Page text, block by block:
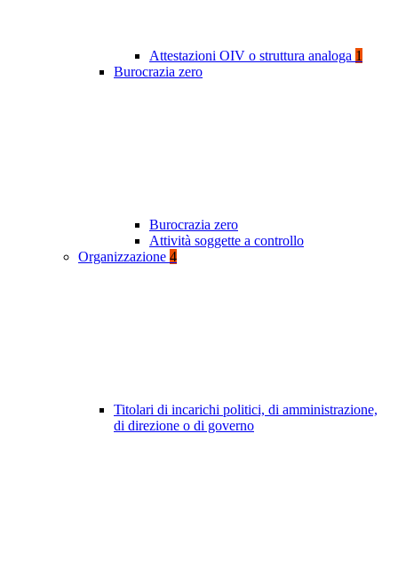
Attestazioni OIV o struttura analoga 1
Burocrazia zero
Burocrazia zero
Attività soggette a controllo
Organizzazione 4
Titolari di incarichi politici, di amministrazione,
di direzione o di governo